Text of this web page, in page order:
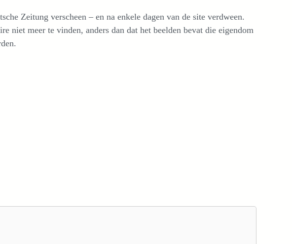
Zeitung verscheen – en na enkele dagen van de site verdween.
niet meer te vinden, anders dan dat het beelden bevat die eigendom